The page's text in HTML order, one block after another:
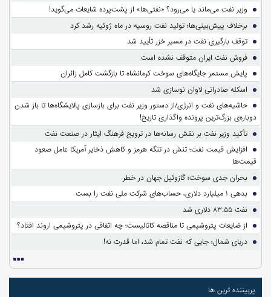
وزیر نفت می‌ماند یا می‌رود؟ «نفتی‌ها» از پشت‌پرده شایعات می‌گوید!
برخلاف پیش‌بینی‌ها؛ تولید نفت روسیه در ماه ژوئیه رشد کرد
توقف بارگیری نفت در مسیر خزر تأیید شد
فروش نفت ایران متوقف نشده است
پایش مستمر جایگاه‌های سوخت کرمانشاه تا بازگشت کامل زائران
اسکله صادراتی لاوان نوسازی شد
حاشیه‌های نفت و انرژی/از دستور وزیر نفت برای بازسازی پالایشگاه‌ها تا باز شدن
دوباره‌ی بزرگ‌ترین پرونده واگذاری تاریخ!
تأکید وزیر نفت بر نقش رسانه‌ها در ترویج فرهنگ ایثار در صنعت نفت
افزایش قیمت نفت؛ تنش در تنگه هرمز و کاهش ذخایر آمریکا عامل صعود
قیمت‌ها
بحران جدی سوخت؛ گازوئیل جهان در خطر
بدهی ۱ میلیارد دلاری، حساب‌های شرکت ملی نفت را بست
نفت ۸۳.۵۵ دلاری شد
از ضایعات پتروشیمی تا مناقصه کاتالیست؛ چه اتفاقی در پتروشیمی اروند افتاد؟
دریای شمال؛ جایی که نفت تمام شد، اما قدرت نه!
پربیننده ترین ها